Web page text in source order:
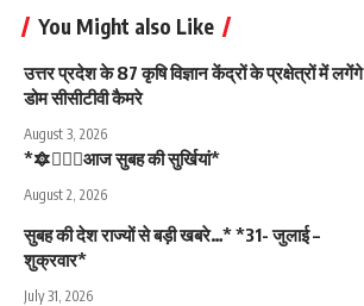
You Might also Like
उत्तर प्रदेश के 87 कृषि विज्ञान केंद्रों के प्रक्षेत्रों में लगेंगे
डोम सीसीटीवी कैमरे
August 3, 2026
*🔯💁🏻‍♂️आज सुबह की सुर्खियां*
August 2, 2026
सुबह की देश राज्यों से बड़ी खबरे…* *31- जुलाई –
शुक्रवार*
July 31, 2026